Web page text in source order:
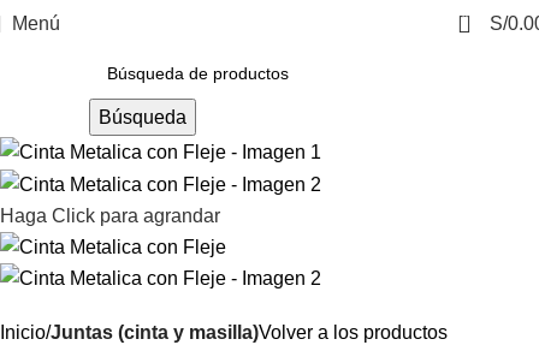
Menú 0 S/
Búsqueda
Haga Click para agrandar
Inicio Juntas (cinta y masilla)Volver a los productos